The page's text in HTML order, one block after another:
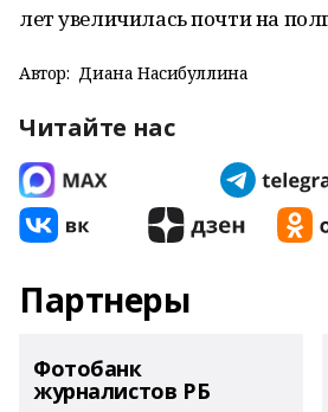
лет увеличилась почти на
Автор: Диана Насибуллина
Читайте нас
Партнеры
Фотобанк
журналистов РБ